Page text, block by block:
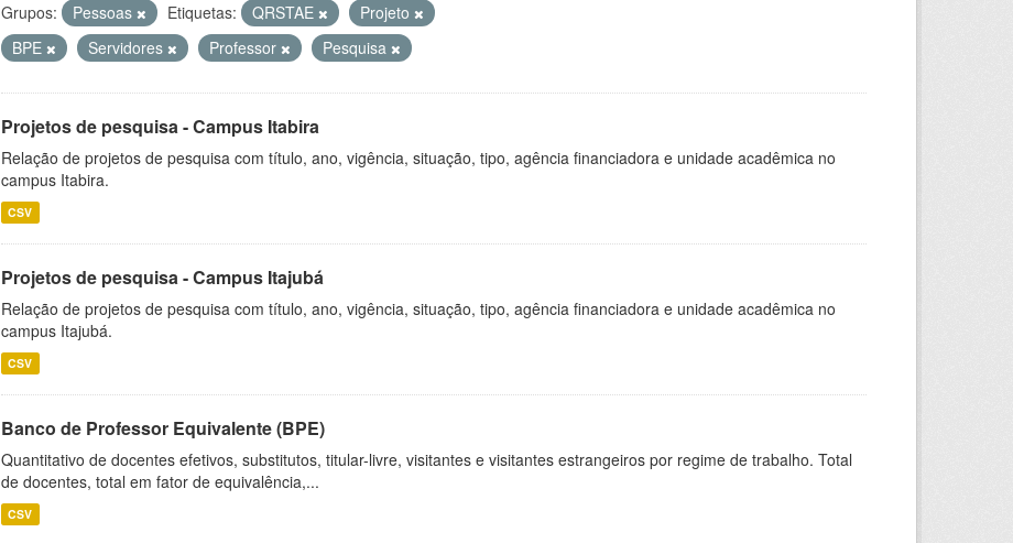
Grupos: Pessoas Etiquetas: QRSTAE
Projeto
BPE
Servidores Professor Pesquisa
Projetos de pesquisa - Campus Itabira
Relação de projetos de pesquisa com título, ano, vigência, situação, tipo, agência financiadora e unidade acadêmica no
campus Itabira.
CSV
Projetos de pesquisa - Campus Itajubá
Relação de projetos de pesquisa com título, ano, vigência, situação, tipo, agência financiadora e unidade acadêmica no
campus Itajubá.
CSV
Banco de Professor Equivalente (BPE)
Quantitativo de docentes efetivos, substitutos, titular-livre, visitantes e visitantes estrangeiros por regime de trabalho. Total
de docentes, total em fator de equivalência,...
CSV